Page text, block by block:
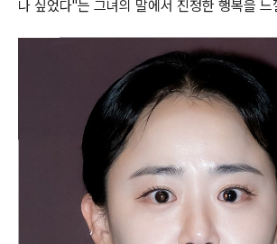
나 싶었다"는 그녀의 말에서 진정한 행복을 느